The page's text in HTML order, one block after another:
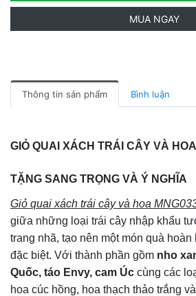
MUA NGAY
Thông tin sản phẩm Bình luận
GIỎ QUAI XÁCH TRÁI CÂY VÀ
TẶNG SANG TRỌNG VÀ Ý NGHĨA
Giỏ quai xách trái cây và hoa
giữa những loại trái cây nhập khẩu
trang nhã, tạo nên một món quà
đặc biệt. Với thành phần gồm nho
Quốc, táo Envy, cam Úc cùng các
hoa cúc hồng, hoa thạch thảo trắng